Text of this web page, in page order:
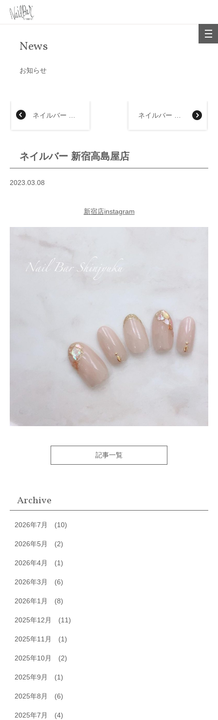
News
お知らせ
ネイルバー 新宿高島屋店
2023.03.08
新宿店instagram
記事一覧
Archive
2026年7月 (10)
2026年5月 (2)
2026年4月 (1)
2026年3月 (6)
2026年1月 (8)
2025年12月 (11)
2025年11月 (1)
2025年10月 (2)
2025年9月 (1)
2025年8月 (6)
2025年7月 (4)